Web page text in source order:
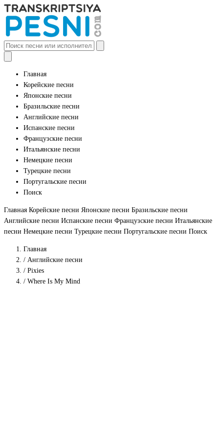
Главная
Корейские песни
Японские песни
Бразильские песни
Английские песни
Испанские песни
Французские песни
Итальянские песни
Немецкие песни
Турецкие песни
Португальские песни
Поиск
Главная Корейские песни Японские песни Бразильские песни
Английские песни Испанские песни Французские песни Итальянские
песни Немецкие песни Турецкие песни Португальские песни Поиск
Главная
/ Английские песни
/ Pixies
/ Where Is My Mind